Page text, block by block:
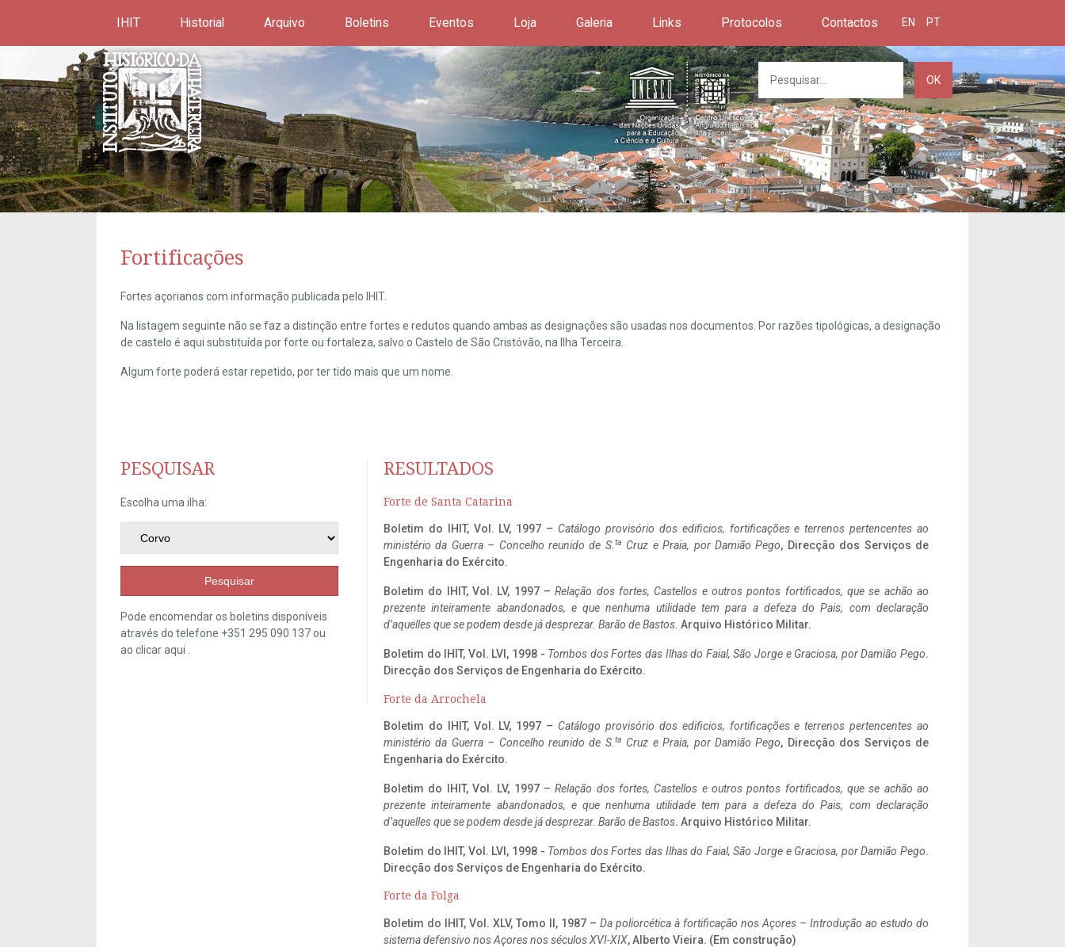
IHIT Historial Arquivo Boletins Eventos Loja Galeria Links Protocolos Contactos EN PT
OK
Fortificações
Fortes açorianos com informação publicada pelo IHIT.
Na listagem seguinte não se faz a distinção entre fortes e redutos quando ambas as designações são usadas nos documentos. Por razões tipológicas, a designação
de castelo é aqui substituída por forte ou fortaleza, salvo o Castelo de São Cristóvão, na Ilha Terceira.
Algum forte poderá estar repetido, por ter tido mais que um nome.
PESQUISAR
Escolha uma ilha:
Pesquisar
Pode encomendar os boletins disponíveis
através do telefone +351 295 090 137 ou
ao clicaraqui
RESULTADOS
Forte de Santa Catarina
Boletim do IHIT, Vol. LV, 1997 – Catálogo provisório dos edificios, fortificações e terrenos pertencentes ao
ministério da Guerra – Concelho reunido de S. ta Cruz e Praia, por Damião Pego, Direcção dos Serviços de
Engenharia do Exército.
Boletim do IHIT, Vol. LV, 1997 –Relação dos fortes, Castellos e outros pontos fortificados, que se achão ao
prezente inteiramente abandonados, e que nenhuma utilidade tem para a defeza do Pais, com declaração
d’aquelles que se podem desde já desprezar. Barão de Bastos. Arquivo Histórico Militar.
Boletim do IHIT, Vol. LVI, 1998 - Tombos dos Fortes das Ilhas do Faial, São Jorge e Graciosa, por Damião Pego.
Direcção dos Serviços de Engenharia do Exército.
Forte da Arrochela
Boletim do IHIT, Vol. LV, 1997 – Catálogo provisório dos edificios, fortificações e terrenos pertencentes ao
ministério da Guerra – Concelho reunido de S. ta Cruz e Praia, por Damião Pego, Direcção dos Serviços de
Engenharia do Exército.
Boletim do IHIT, Vol. LV, 1997 –Relação dos fortes, Castellos e outros pontos fortificados, que se achão ao
prezente inteiramente abandonados, e que nenhuma utilidade tem para a defeza do Pais, com declaração
d’aquelles que se podem desde já desprezar. Barão de Bastos. Arquivo Histórico Militar.
Boletim do IHIT, Vol. LVI, 1998 - Tombos dos Fortes das Ilhas do Faial, São Jorge e Graciosa, por Damião Pego.
Direcção dos Serviços de Engenharia do Exército.
Forte da Folga
Boletim do IHIT, Vol. XLV, Tomo II, 1987 – Da poliorcética à fortificação nos Açores – Introdução ao estudo do
sistema defensivo nos Açores nos séculos XVI-XIX, Alberto Vieira. (Em construção)